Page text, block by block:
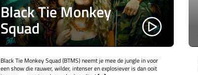
Black Tie Monkey
Squad
Black Tie Monkey Squad (BTMS) neemt je mee de jungle in voor
een show die rauwer, wilder, intenser en explosiever is dan ooit